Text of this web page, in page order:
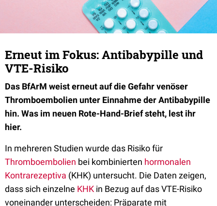
Erneut im Fokus: Antibabypille und
VTE-Risiko
Das BfArM weist erneut auf die Gefahr venöser
Thromboembolien unter Einnahme der Antibabypille
hin. Was im neuen Rote-Hand-Brief steht, lest ihr
hier.
In mehreren Studien wurde das Risiko für
Thromboembolien bei kombinierten hormonalen
Kontrarezeptiva (KHK) untersucht. Die Daten zeigen,
dass sich einzelne KHK in Bezug auf das VTE-Risiko
voneinander unterscheiden: Präparate mit